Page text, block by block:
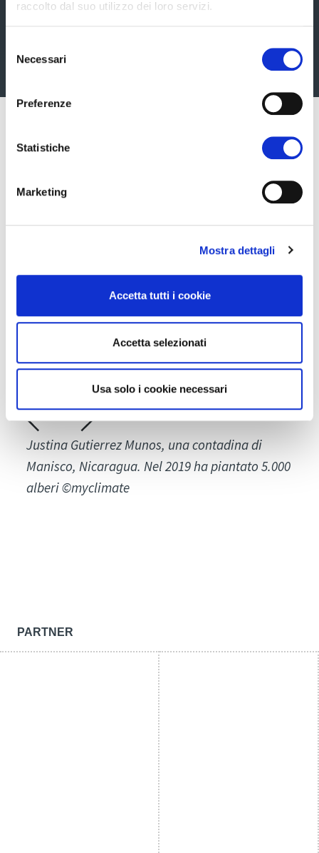
raccolto dal suo utilizzo dei loro servizi.
delNecessari
Preferenze
Statistiche
Marketing
Mostra dettagli
Accetta tutti i cookie
Accetta selezionati
Usa solo i cookie necessari
progetto e partecipa anche tu!
Scopri adesso come fare
Justina Gutierrez Munos, una contadina di
Manisco, Nicaragua. Nel 2019 ha piantato 5.000
alberi ©myclimate
PARTNER